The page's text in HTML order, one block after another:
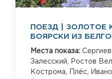
ПОЕЗД | ЗОЛОТОЕ
БОЯРСКИ ИЗ
Места показа:
Залесский,
Ростов
Кострома,
Плёс,